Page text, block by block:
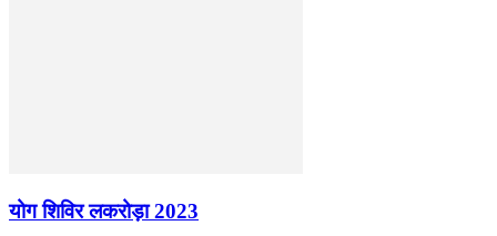
योग शिविर लकरोड़ा 2023